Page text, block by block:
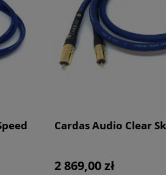
Cardas Audio Clear
2 869,00 zł